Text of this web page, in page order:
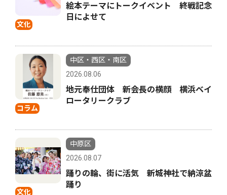
文化
絵本テーマにトークイベント 終戦記念
日によせて
コラム
中区・西区・南区
2026.08.06
地元奉仕団体 新会長の横顔 横浜ベイ
ロータリークラブ
文化
中原区
2026.08.07
踊りの輪、街に活気 新城神社で納涼盆
踊り